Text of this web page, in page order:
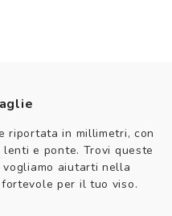
riportata in millimetri, con
lenti e ponte. Trovi queste
aiutarti nella
per il tuo viso.